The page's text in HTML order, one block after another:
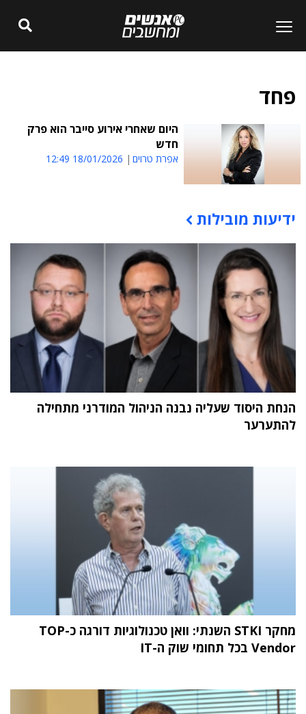
פחד
היום שאחרי אירוע סייבר הוא פרק
חדש
אפרת טרוים 18/01/2026 12:49
תוכן פרסומי
ידיעות מובילות
הנחת היסוד שעליה נבנה הניהול המודרני מתחילה
להתערער
מחקר STKI השנתי: וואן טכנולוגיות דורגה כ-TOP
Vendor בכל תחומי שוק ה-IT